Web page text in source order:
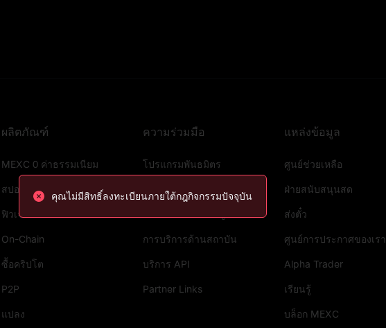
คุณไม่มีสิทธิ์ลงทะเบียนภายใต้กฎกิจกรรมปัจจุบัน
ผลิตภัณฑ์
MEXC 0 ค่าธรรมเนียม
สปอต
ฟิวเจอร์ส
On-Chain
ซื้อคริปโต
P2P
แปลง
ความร่วมมือ
โปรแกรมพันธมิตร
โปรแกรมอ้างอิง
การบริการด้านสถาบัน
บริการ API
Partner Links
แหล่งข้อมูล
ศูนย์ช่วยเหลือ
ฝ่ายสนับสนุนสด
ส่งตั๋ว
ศูนย์การประกาศของเรา
Alpha Trader
เรียนรู้
บล็อก MEXC